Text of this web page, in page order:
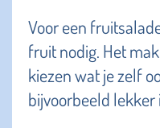
Voor een
fruit nodig. Het
kiezen wat je zelf
bijvoorbeeld